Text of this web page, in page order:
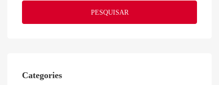
PESQUISAR
Categories